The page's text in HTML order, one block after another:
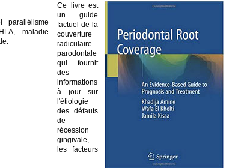
parallélisme
maladie
Ce livre est
un guide
factuel de la
couverture
radiculaire
parodontale
qui fournit
des
informations
à jour sur
l'étiologie
des défauts
de
récession
gingivale,
les facteurs